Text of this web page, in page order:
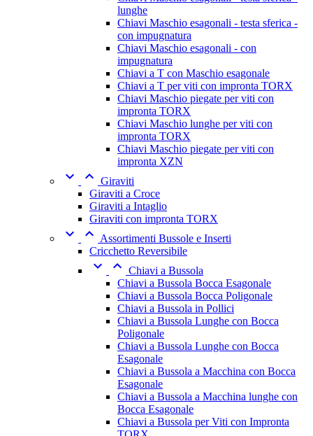
lunghe
Chiavi Maschio esagonali - testa sferica -
con impugnatura
Chiavi Maschio esagonali - con
impugnatura
Chiavi a T con Maschio esagonale
Chiavi a T per viti con impronta TORX
Chiavi Maschio piegate per viti con
impronta TORX
Chiavi Maschio lunghe per viti con
impronta TORX
Chiavi Maschio piegate per viti con
impronta XZN
  Giraviti
Giraviti a Croce
Giraviti a Intaglio
Giraviti con impronta TORX
  Assortimenti Bussole e Inserti
Cricchetto Reversibile
  Chiavi a Bussola
Chiavi a Bussola Bocca Esagonale
Chiavi a Bussola Bocca Poligonale
Chiavi a Bussola in Pollici
Chiavi a Bussola Lunghe con Bocca
Poligonale
Chiavi a Bussola Lunghe con Bocca
Esagonale
Chiavi a Bussola a Macchina con Bocca
Esagonale
Chiavi a Bussola a Macchina lunghe con
Bocca Esagonale
Chiavi a Bussola per Viti con Impronta